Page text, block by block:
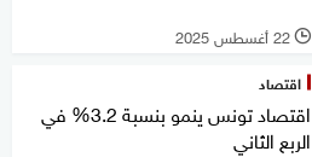
l 22 أغسطس 2025
اقتصاد
اقتصاد تونس ينمو بنسبة 3.2% في
الربع الثاني